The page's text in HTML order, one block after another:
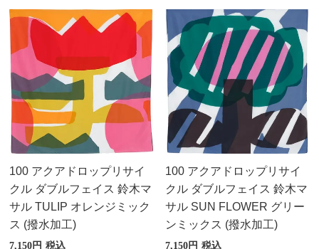
100 アクアドロップリサイ
クル ダブルフェイス 鈴木マ
サル TULIP オレンジミック
ス (撥水加工)
7,150 税込
100 アクアドロップリサイ
クル ダブルフェイス 鈴木マ
サル SUN FLOWER グリー
ンミックス (撥水加工)
7,150 税込
プチギフト
男性向けギフト
女性向けギフト
ギフトラッピング
伊砂文様
ハレ包み
隅田川(浮世絵)
リバーシブル
着物用